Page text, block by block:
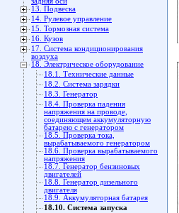
13. Подвеска
14. Рулевое управление
15. Тормозная система
16. Кузов
17. Система кондиционирования
воздуха
18. Электрическое оборудование
18.1. Технические данные
18.2. Система зарядки
18.3. Генератор
18.4. Проверка падения
напряжения на проводе,
соединяющем аккумуляторную
батарею с генератором
18.5. Проверка тока,
вырабатываемого генератором
18.6. Проверка вырабатываемого
напряжения
18.7. Генератор бензиновых
двигателей
18.8. Генератор дизельного
двигателя
18.9. Аккумуляторная батарея
18.10. Система запуска